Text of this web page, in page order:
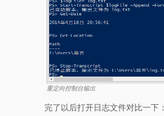
重定向控制台输出
完了以后打开日志文件对比一下：